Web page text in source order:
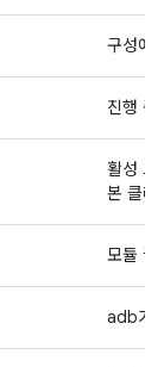
구성에
진행
활성 트
본 클
모듈 끝
adb가